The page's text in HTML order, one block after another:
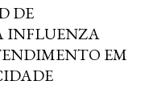
DE
INFLUENZA
EM